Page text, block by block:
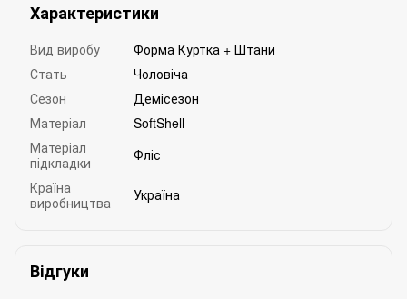
Характеристики
Вид виробу
Форма Куртка + Штани
Стать
Чоловіча
Сезон
Демісезон
Матеріал
SoftShell
Матеріал
підкладки
Фліс
Країна
виробництва
Україна
Відгуки